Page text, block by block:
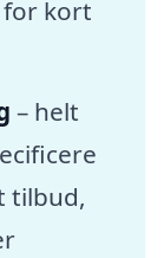
kort
– helt
tilbud,